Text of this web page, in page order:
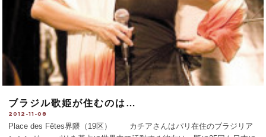
ブラジル歌姫が住むのは…
2012-11-08
Place des Fêtes界隈（19区） カチアさんはパリ在住のブラジリア